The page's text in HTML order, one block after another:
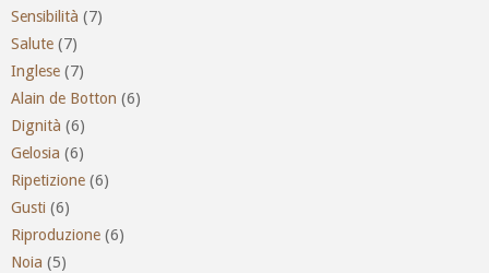
Sensibilità (7)
Salute (7)
Inglese (7)
Alain de Botton (6)
Dignità (6)
Gelosia (6)
Ripetizione (6)
Gusti (6)
Riproduzione (6)
Noia (5)